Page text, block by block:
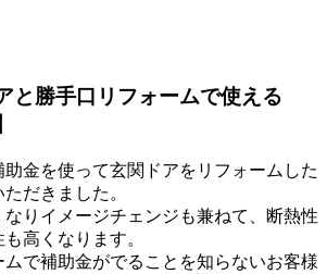
勝手口リフォームで使える
金を使って玄関ドアをリフォームした
だきました。
りイメージチェンジも兼ねて、断熱性
高くなります。
で補助金がでることを知らないお客様